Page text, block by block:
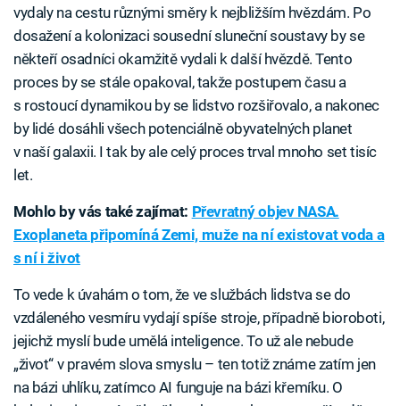
vydaly na cestu různými směry k nejbližším hvězdám. Po
dosažení a kolonizaci sousední sluneční soustavy by se
někteří osadníci okamžitě vydali k další hvězdě. Tento
proces by se stále opakoval, takže postupem času a
s rostoucí dynamikou by se lidstvo rozšiřovalo, a nakonec
by lidé dosáhli všech potenciálně obyvatelných planet
v naší galaxii. I tak by ale celý proces trval mnoho set tisíc
let.
Mohlo by vás také zajímat: Převratný objev NASA.
Exoplaneta připomíná Zemi, muže na ní existovat voda a
s ní i život
To vede k úvahám o tom, že ve službách lidstva se do
vzdáleného vesmíru vydají spíše stroje, případně bioroboti,
jejichž myslí bude umělá inteligence. To už ale nebude
„život“ v pravém slova smyslu – ten totiž známe zatím jen
na bázi uhlíku, zatímco AI funguje na bázi křemíku. O